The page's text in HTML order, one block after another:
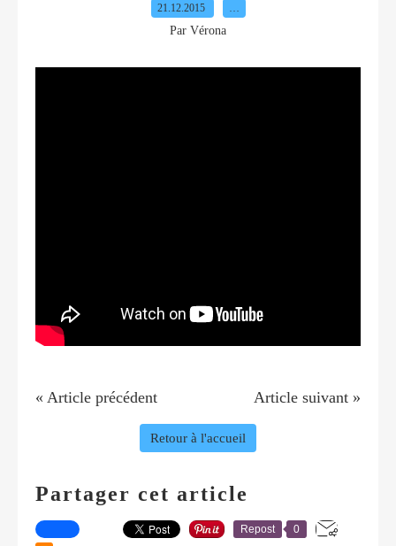
21.12.2015
Par Vérona
« Article précédent Article suivant »
Retour à l'accueil
Partager cet article
Repost 0